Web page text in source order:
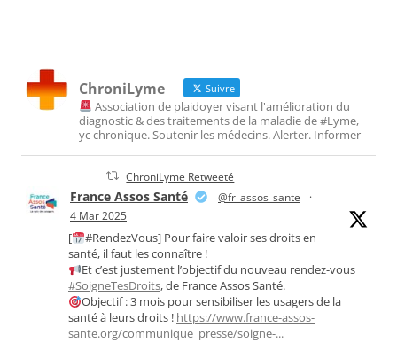
ChroniLyme Suivre
Association de plaidoyer visant l'amélioration du
diagnostic & des traitements de la maladie de #Lyme,
yc chronique. Soutenir les médecins. Alerter. Informer
ChroniLyme Retweeté
France Assos Santé @fr_assos_sante
·
4 Mar 2025
[
#RendezVous] Pour faire valoir ses droits en
santé, il faut les connaître !
Et c’est justement l’objectif du nouveau rendez-vous
#SoigneTesDroits, de France Assos Santé.
Objectif : 3 mois pour sensibiliser les usagers de la
santé à leurs droits ! https://www.france-assos-
sante.org/communique_presse/soigne-...